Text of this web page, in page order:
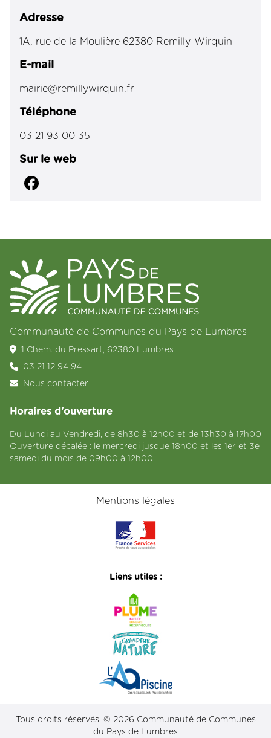
Adresse
1A, rue de la Moulière 62380 Remilly-Wirquin
E-mail
mairie@remillywirquin.fr
Téléphone
03 21 93 00 35
Sur le web
Communauté de Communes du Pays de Lumbres
1 Chem. du Pressart, 62380 Lumbres
03 21 12 94 94
Nous contacter
Horaires d'ouverture
Du Lundi au Vendredi, de 8h30 à 12h00 et de 13h30 à 17h00
Ouverture décalée : le mercredi jusque 18h00 et les 1er et 3e
samedi du mois de 09h00 à 12h00
Mentions légales
Liens utiles :
Tous droits réservés. © 2026 Communauté de Communes
du Pays de Lumbres